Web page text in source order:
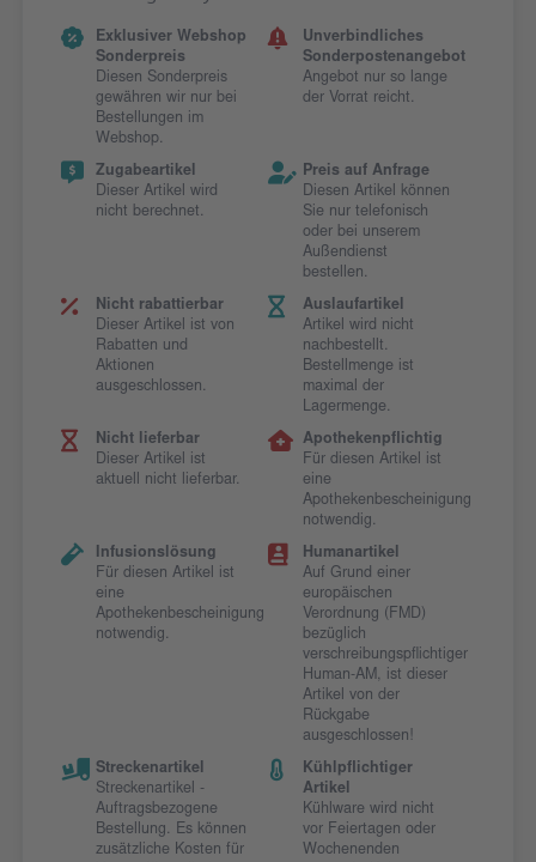
Exklusiver Webshop
Sonderpreis
Diesen Sonderpreis
gewähren wir nur bei
Bestellungen im
Webshop.
Unverbindliches
Sonderpostenangebot
Angebot nur so lange
der Vorrat reicht.
Zugabeartikel
Dieser Artikel wird
nicht berechnet.
Preis auf Anfrage
Diesen Artikel können
Sie nur telefonisch
oder bei unserem
Außendienst
bestellen.
Nicht rabattierbar
Dieser Artikel ist von
Rabatten und
Aktionen
ausgeschlossen.
Auslaufartikel
Artikel wird nicht
nachbestellt.
Bestellmenge ist
maximal der
Lagermenge.
Nicht lieferbar
Dieser Artikel ist
aktuell nicht lieferbar.
Apothekenpflichtig
Für diesen Artikel ist
eine
Apothekenbescheinigung
notwendig.
Infusionslösung
Für diesen Artikel ist
eine
Apothekenbescheinigung
notwendig.
Humanartikel
Auf Grund einer
europäischen
Verordnung (FMD)
bezüglich
verschreibungspflichtiger
Human-AM, ist dieser
Artikel von der
Rückgabe
ausgeschlossen!
Streckenartikel
Streckenartikel -
Auftragsbezogene
Bestellung. Es können
zusätzliche Kosten für
Kühlpflichtiger
Artikel
Kühlware wird nicht
vor Feiertagen oder
Wochenenden